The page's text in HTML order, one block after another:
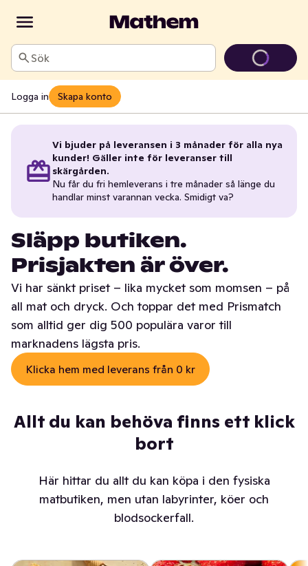
Sök
Logga in Skapa konto
Vi bjuder på leveransen i 3 månader för alla nya
kunder! Gäller inte för leveranser till
skärgården.
Nu får du fri hemleverans i tre månader så länge du
handlar minst varannan vecka. Smidigt va?
Släpp butiken.
Prisjakten är över.
Vi har sänkt priset – lika mycket som momsen – på
all mat och dryck. Och toppar det med Prismatch
som alltid ger dig 500 populära varor till
marknadens lägsta pris.
Klicka hem med leverans från 0 kr
Allt du kan behöva finns ett klick
bort
Här hittar du allt du kan köpa i den fysiska
matbutiken, men utan labyrinter, köer och
blodsockerfall.